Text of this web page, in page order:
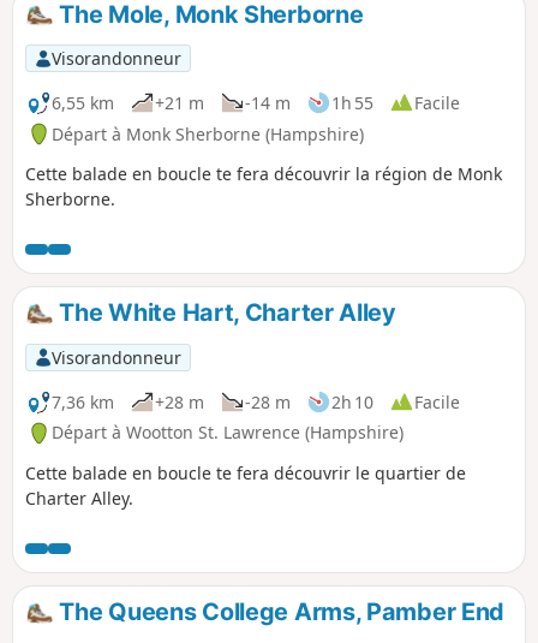
The Mole, Monk Sherborne
Visorandonneur
6,55 km
+21 m -14 m 1h 55
Facile
Départ à Monk Sherborne (Hampshire)
Cette balade en boucle te fera découvrir la région de Monk
Sherborne.
The White Hart, Charter Alley
Visorandonneur
7,36 km
+28 m -28 m 2h 10
Facile
Départ à Wootton St. Lawrence (Hampshire)
Cette balade en boucle te fera découvrir le quartier de
Charter Alley.
The Queens College Arms, Pamber End